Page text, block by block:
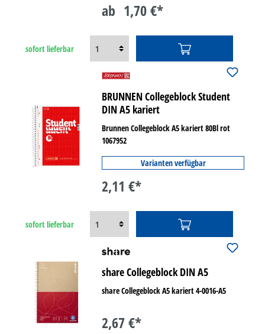
ab 1,70 €*
sofort lieferbar
BRUNNEN Collegeblock Student
DIN A5 kariert
Brunnen Collegeblock A5 kariert 80Bl rot
1067952
Varianten verfügbar
2,11 €*
sofort lieferbar
share Collegeblock DIN A5
share Collegeblock A5 kariert 4-0016-A5
2,67 €*